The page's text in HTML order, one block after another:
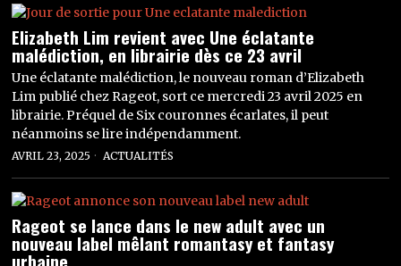
Elizabeth Lim revient avec Une éclatante
malédiction, en librairie dès ce 23 avril
Une éclatante malédiction, le nouveau roman d’Elizabeth
Lim publié chez Rageot, sort ce mercredi 23 avril 2025 en
librairie. Préquel de Six couronnes écarlates, il peut
néanmoins se lire indépendamment.
AVRIL 23, 2025 ACTUALITÉS
Rageot se lance dans le new adult avec un
nouveau label mêlant romantasy et fantasy
urbaine